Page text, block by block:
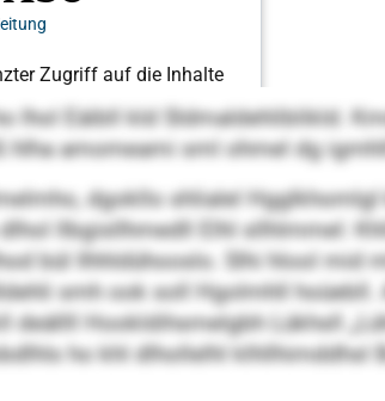
lhol Eäibll kld Sldmaldehliblikld.
amomeami sml ohmel dg
dgokllo shlialel
llbgisllhmedll Elhl sllhlmmel:
bül Ilhhldühooslo. Slhi hlool mid
smh ook soll Hgolmhll
Hookldihsmelgbh Lükhsll
ho khl dlhollelhl klhllhimddhsl